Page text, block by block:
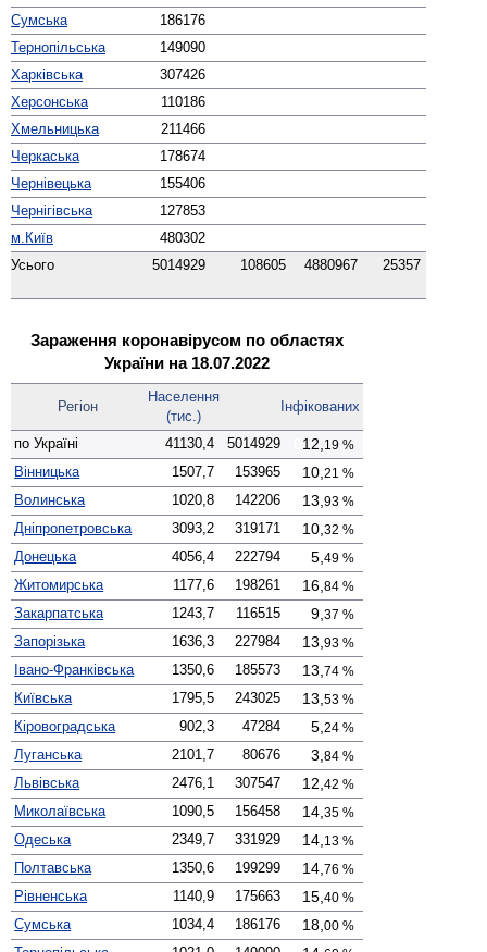
Сумська
186176
Тернопільська
149090
Харківська
307426
Херсонська
110186
Хмельницька
211466
Черкаська
178674
Чернівецька
155406
Чернігівська
127853
м.Київ
480302
Усього
5014929 108605 4880967 25357
Зараження коронавірусом по областях
України на 18.07.2022
Регіон
Населення
(тис.)
Інфіко­ваних
по Україні 41130,4 5014929 12, 19 %
Вінницька 1507,7 153965 10, 21 %
Волинська 1020,8 142206 13, 93 %
Дніпро­петровська 3093,2 319171 10, 32 %
Донецька 4056,4 222794 5, 49 %
Житомирська 1177,6 198261 16, 84 %
Закарпатська 1243,7 116515 9, 37 %
Запорізька 1636,3 227984 13, 93 %
Івано-Франківська 1350,6 185573 13, 74 %
Київська 1795,5 243025 13, 53 %
Кірово­градська 902,3 47284 5, 24 %
Луганська 2101,7 80676 3, 84 %
Львівська 2476,1 307547 12, 42 %
Миколаївська 1090,5 156458 14, 35 %
Одеська 2349,7 331929 14, 13 %
Полтавська 1350,6 199299 14, 76 %
Рівненська 1140,9 175663 15, 40 %
Сумська 1034,4 186176 18, 00 %